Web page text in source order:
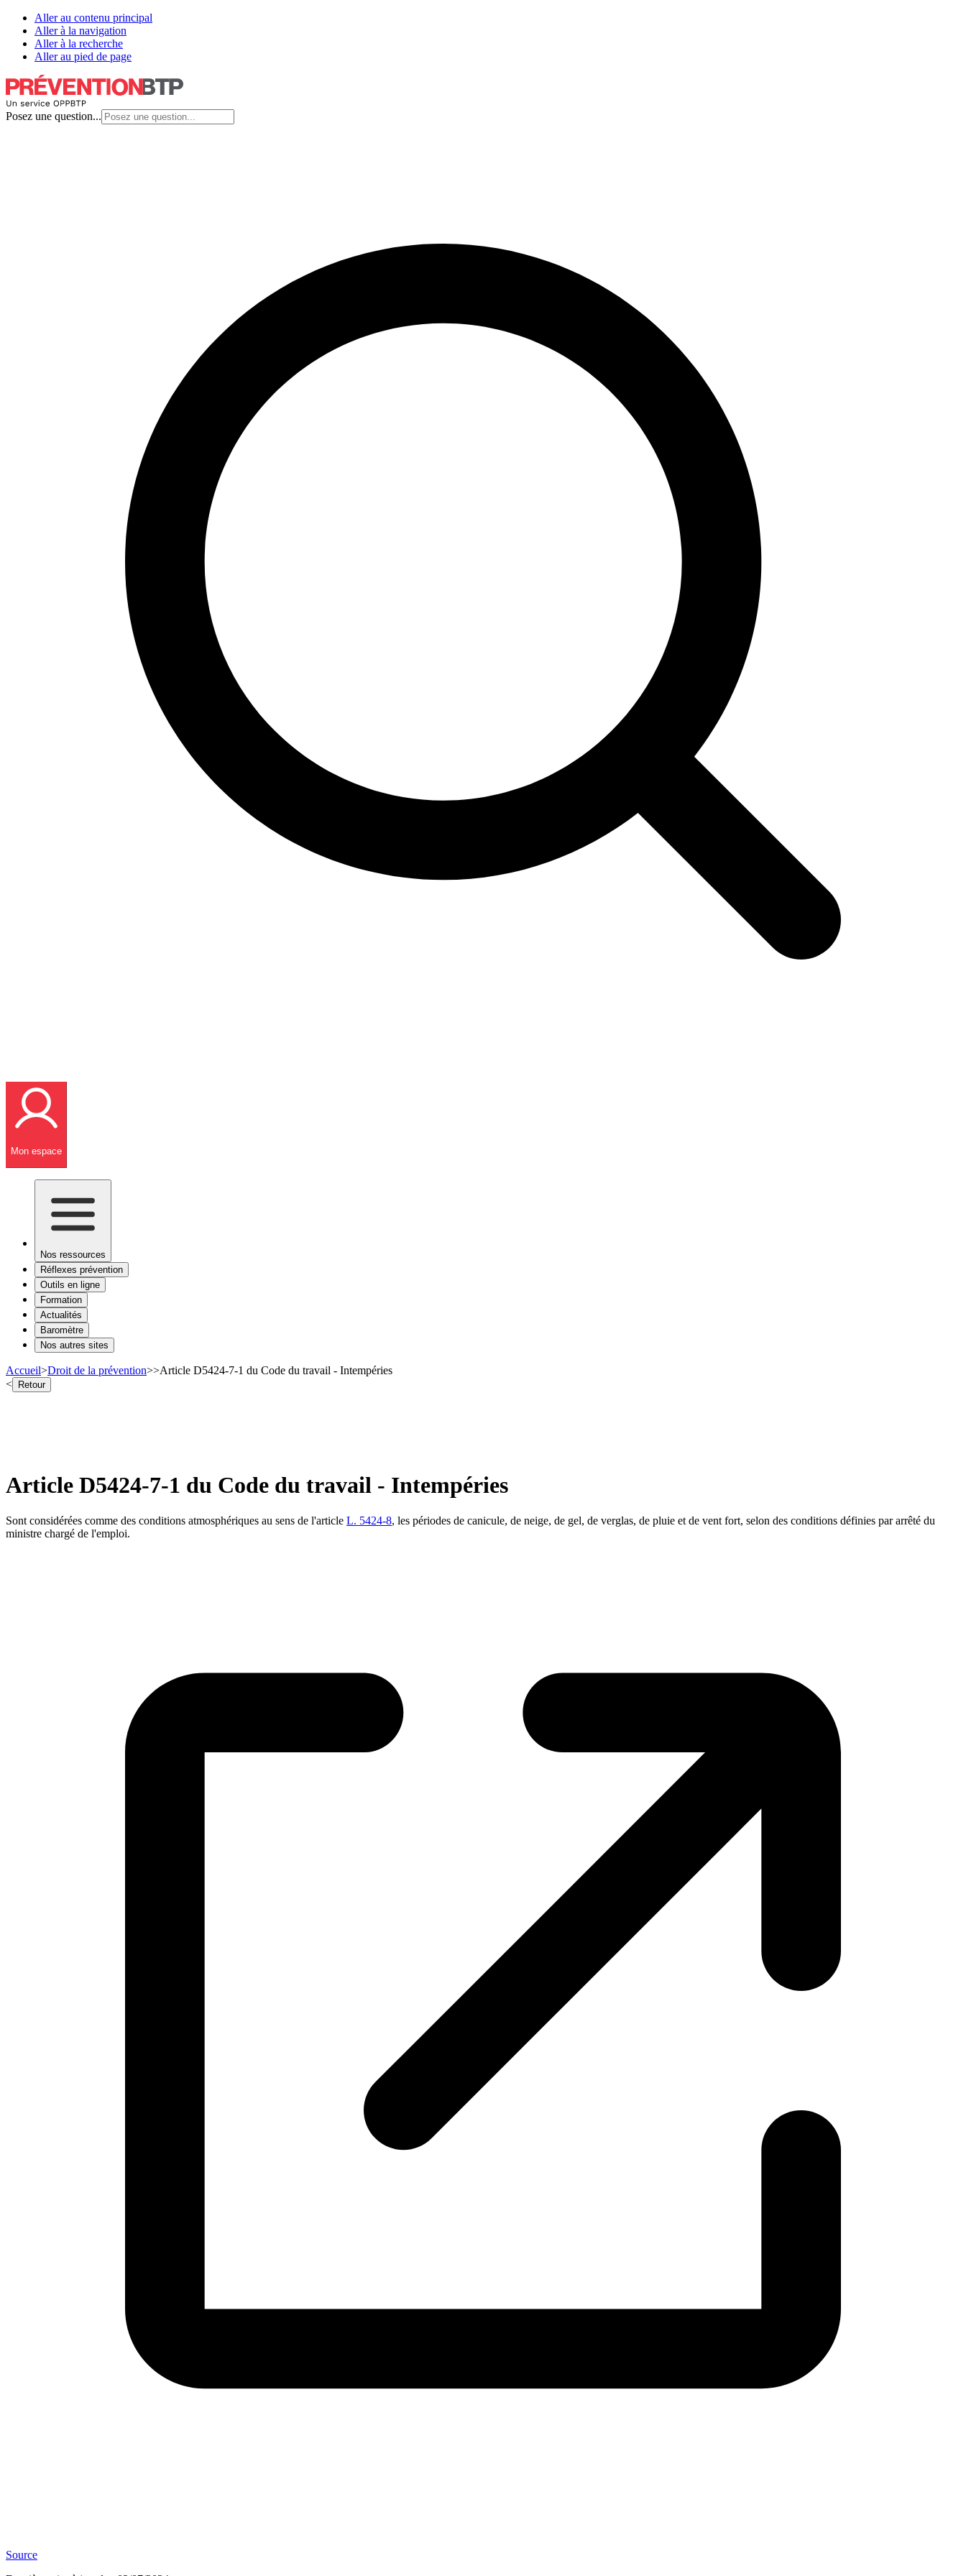
Aller au contenu principal
Aller à la navigation
Aller à la recherche
Aller au pied de page
Posez une question...
Mon espace
Nos ressources
Réflexes prévention
Outils en ligne
Formation
Actualités
Baromètre
Nos autres sites
Accueil>Droit de la prévention>>Article D5424-7-1 du Code du travail - Intempéries
< Retour
Article D5424-7-1 du Code du travail - Intempéries
Sont considérées comme des conditions atmosphériques au sens de l'article L. 5424-8, les périodes de canicule, de neige, de gel, de verglas, de pluie et de vent fort, selon des conditions définies par arrêté du
ministre chargé de l'emploi.
Source